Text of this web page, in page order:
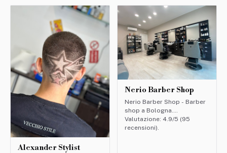
Alexander Stylist
Nerio Barber Shop
Nerio Barber Shop - Barber
shop a Bologna.
Valutazione: 4.9/5 (95
recensioni).